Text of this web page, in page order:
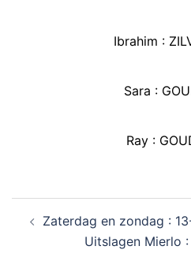
Ibrahim :
Sara :
Ray :
Zaterdag en zondag :
Uitslagen Mierlo :